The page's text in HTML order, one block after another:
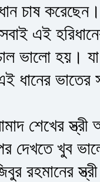
চাষ
এই
ভালো হয়।
ধানের ভাতের
শেখের
দেখতে খুব
রহমানের